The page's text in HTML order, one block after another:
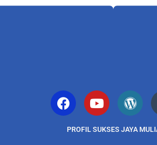
PROFIL SUKSES JAYA